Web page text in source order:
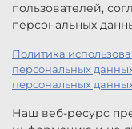
пользователей,
персональных
Политика
персональных
персональных
Наш веб-ресурс